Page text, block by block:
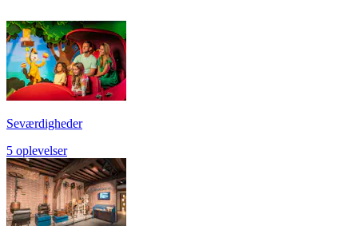
Seværdigheder
5 oplevelser